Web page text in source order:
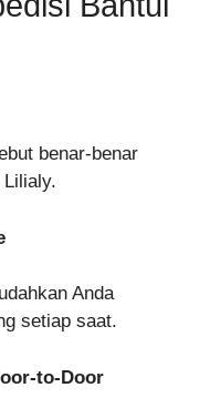
benar-benar
Anda
setiap saat.
to-Door